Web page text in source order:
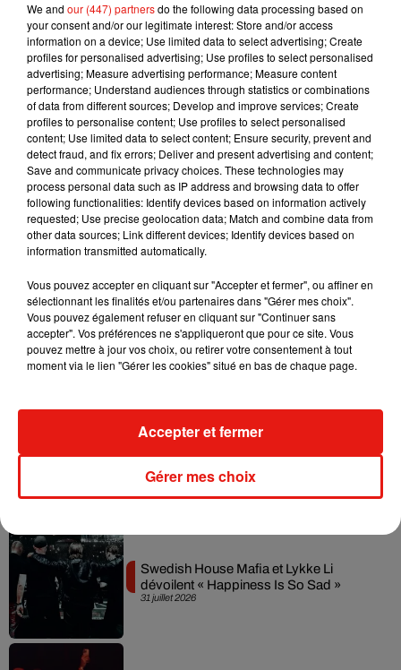
Musique
7 août 2026
RÜFÜS DU SOL annonce un nouvel
album après sa tournée mondiale
7 août 2026
Angèle et Amélie Lens dévoilent leur
collaboration tant attendue
6 août 2026
Il y a 10 ans, DJ Snake changeait de
dimension avec son premier...
3 août 2026
31 juillet 2026
Swedish House Mafia et Lykke Li
dévoilent « Happiness Is So Sad »
We and our (447) partnersdo the following data processing based on
your consent and/or our legitimate interest: Store and/or access
information on a device; Use limited data to select advertising; Create
profiles for personalised advertising; Use profiles to select personalised
advertising; Measure advertising performance; Measure content
performance; Understand audiences through statistics or combinations
of data from different sources; Develop and improve services; Create
profiles to personalise content; Use profiles to select personalised
content; Use limited data to select content; Ensure security, prevent and
detect fraud, and fix errors; Deliver and present advertising and content;
Save and communicate privacy choices. These technologies may
process personal data such as IP address and browsing data to offer
following functionalities: Identify devices based on information actively
requested; Use precise geolocation data; Match and combine data from
other data sources; Link different devices; Identify devices based on
information transmitted automatically.
Vous pouvez accepter en cliquant sur "Accepter et fermer", ou affiner en
sélectionnant les finalités et/ou partenaires dans "Gérer mes choix".
Vous pouvez également refuser en cliquant sur "Continuer sans
accepter". Vos préférences ne s'appliqueront que pour ce site. Vous
pouvez mettre à jour vos choix, ou retirer votre consentement à tout
moment via le lien "Gérer les cookies" situé en bas de chaque page.
Gérer mes choix
Accepter et fermer